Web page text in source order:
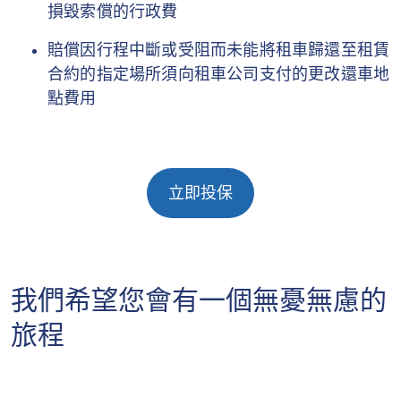
損毀索償的行政費
賠償因行程中斷或受阻而未能將租車歸還至租賃
合約的指定場所須向租車公司支付的更改還車地
點費用
立即投保
我們希望您會有一個無憂無慮的
旅程